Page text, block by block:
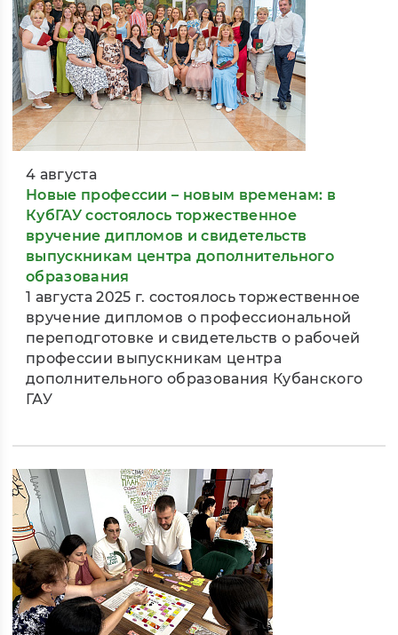
4 августа
Новые профессии – новым временам: в
КубГАУ состоялось торжественное
вручение дипломов и свидетельств
выпускникам центра дополнительного
образования
1 августа 2025 г. состоялось торжественное
вручение дипломов о профессиональной
переподготовке и свидетельств о рабочей
профессии выпускникам центра
дополнительного образования Кубанского
ГАУ